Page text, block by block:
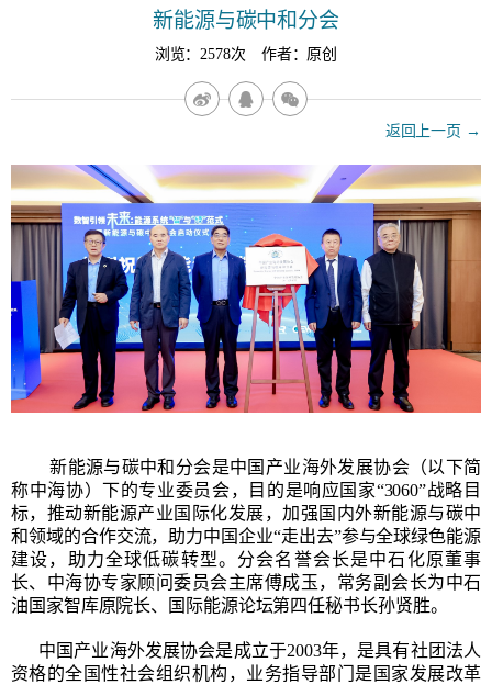
新能源与碳中和分会
浏览：2578次 作者：原创
返回上一页 →
新能源与碳中和分会是中国产业海外发展协会（以下简
称中海协）下的专业委员会，目的是响应国家“3060”战略目
标，推动新能源产业国际化发展，加强国内外新能源与碳中
和领域的合作交流，助力中国企业“走出去”参与全球绿色能源
建设，助力全球低碳转型。分会名誉会长是中石化原董事
长、中海协专家顾问委员会主席傅成玉，常务副会长为中石
油国家智库原院长、国际能源论坛第四任秘书长孙贤胜。
中国产业海外发展协会是成立于2003年，是具有社团法人
资格的全国性社会组织机构，业务指导部门是国家发展改革